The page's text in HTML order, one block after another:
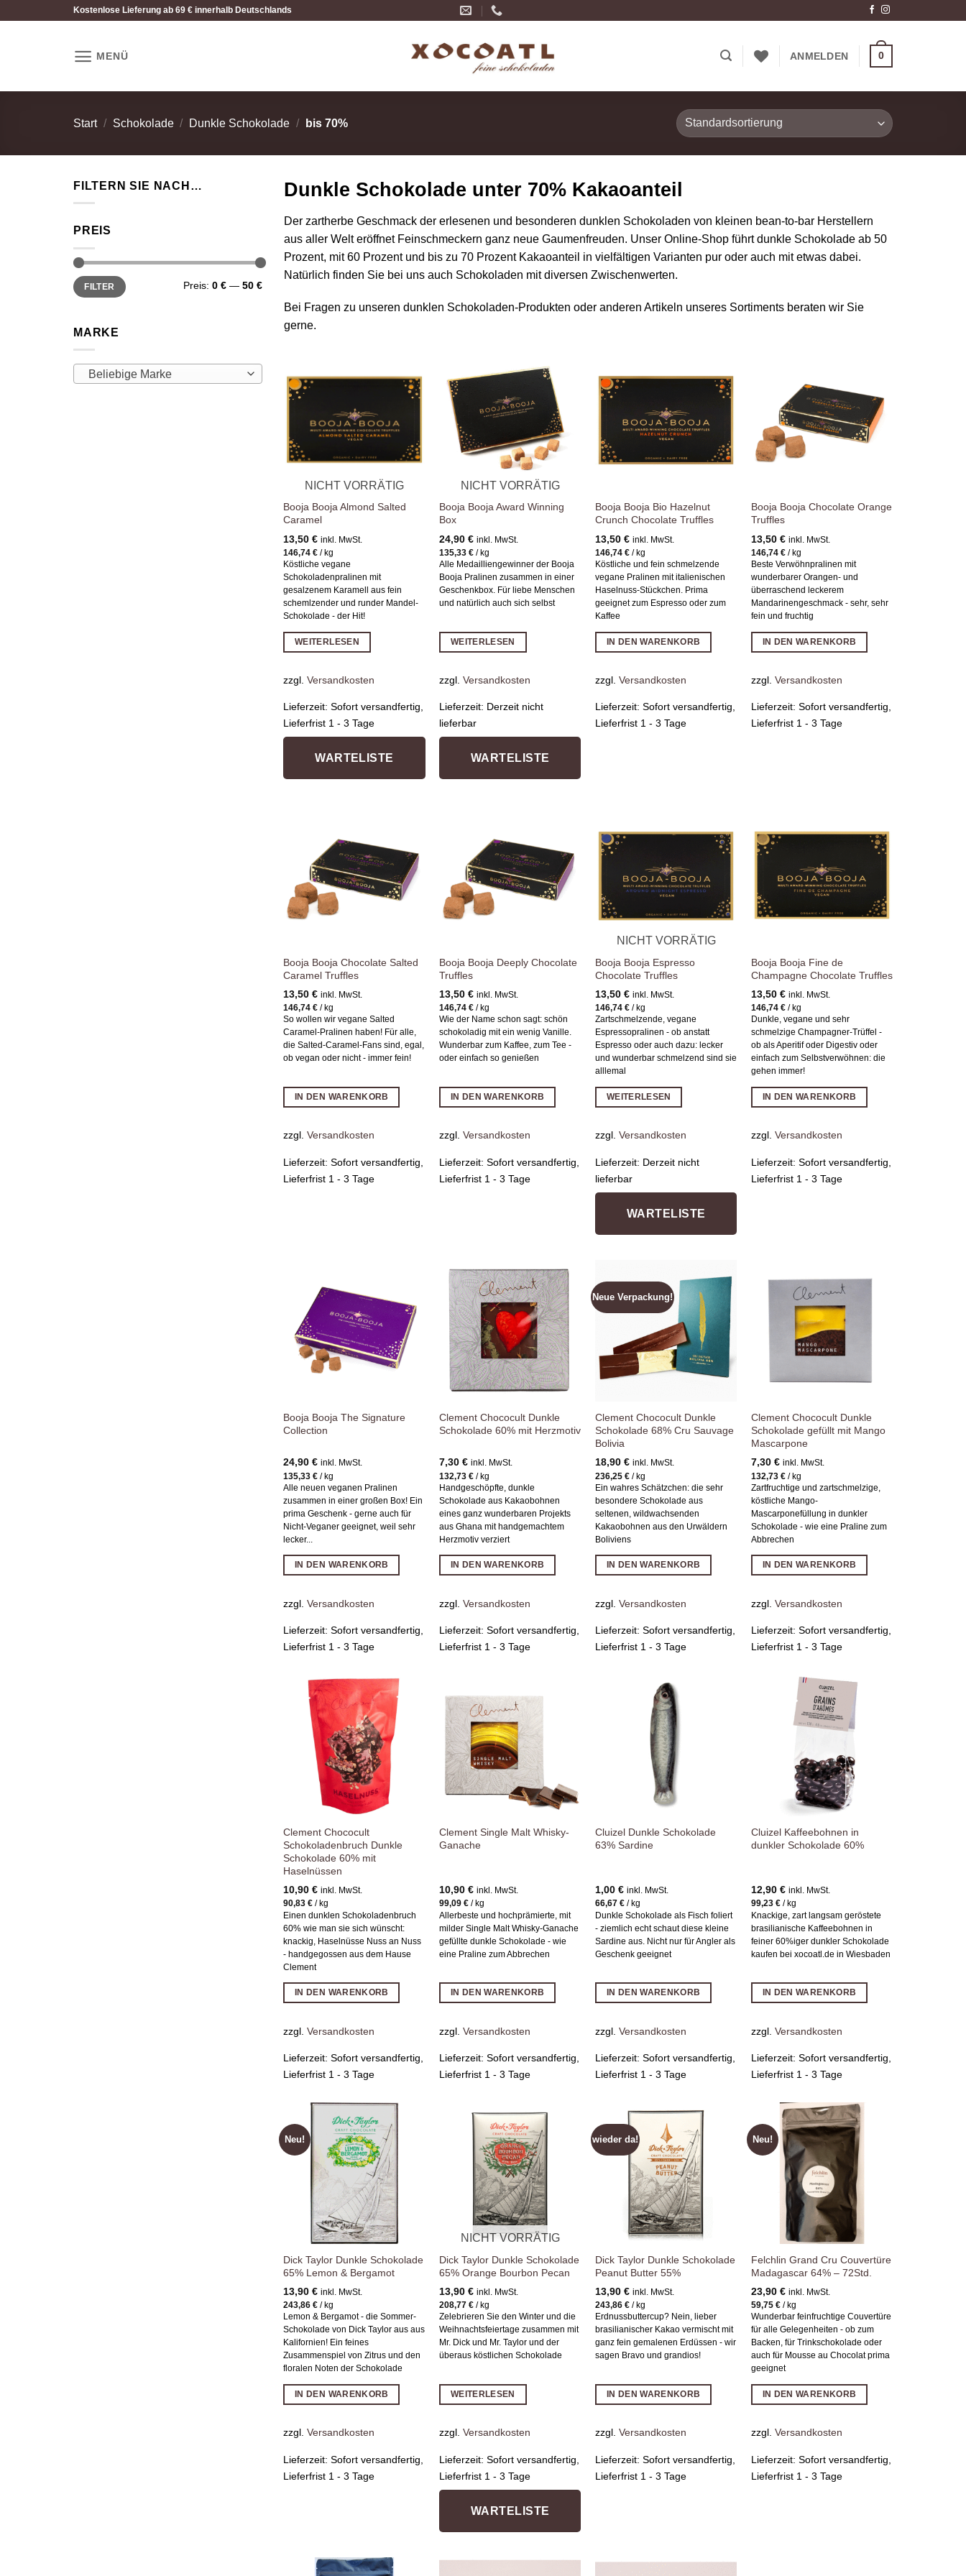
Kostenlose Lieferung ab 69 € innerhalb Deutschlands
MENÜ ANMELDEN 0
Start / Schokolade / Dunkle Schokolade / bis 70%
FILTERN SIE NACH…
PREIS
Min.
Preis
Max.
PreisFILTER Preis: 0 €— 50 €
MARKE
Beliebige Marke
Dunkle Schokolade unter 70% Kakaoanteil
Der zartherbe Geschmack der erlesenen und besonderen dunklen Schokoladen von kleinen bean-to-bar Herstellern
aus aller Welt eröffnet Feinschmeckern ganz neue Gaumenfreuden. Unser Online-Shop führt dunkle Schokolade ab 50
Prozent, mit 60 Prozent und bis zu 70 Prozent Kakaoanteil in vielfältigen Varianten pur oder auch mit etwas dabei.
Natürlich finden Sie bei uns auch Schokoladen mit diversen Zwischenwerten.
Bei Fragen zu unseren dunklen Schokoladen-Produkten oder anderen Artikeln unseres Sortiments beraten wir Sie
gerne.
Wunschliste
NICHT VORRÄTIG
Booja Booja Almond Salted
Caramel
13,50€ inkl. MwSt.
146,74€ / kg
Köstliche vegane
Schokoladenpralinen mit
gesalzenem Karamell aus fein
schemlzender und runder Mandel-
Schokolade - der Hit!
WEITERLESEN
zzgl.Versandkosten
Lieferzeit:Sofort versandfertig,
Lieferfrist 1 - 3 Tage
WARTELISTE
Zur
Wunschliste
hinzufügen
NICHT VORRÄTIG
Booja Booja Award Winning
Box
24,90€ inkl. MwSt.
135,33€ / kg
Alle Medailliengewinner der Booja
Booja Pralinen zusammen in einer
Geschenkbox. Für liebe Menschen
und natürlich auch sich selbst
WEITERLESEN
zzgl.Versandkosten
Lieferzeit: Derzeit nicht
lieferbar
WARTELISTE
Wunschliste
hinzufügen
Booja Booja Bio Hazelnut
Crunch Chocolate Truffles
13,50€ inkl. MwSt.
146,74€ / kg
Köstliche und fein schmelzende
vegane Pralinen mit italienischen
Haselnuss-Stückchen. Prima
geeignet zum Espresso oder zum
Kaffee
IN DEN WARENKORB
zzgl.Versandkosten
Lieferzeit:Sofort versandfertig,
Lieferfrist 1 - 3 Tage
Wunschliste
hinzufügen
Booja Booja Chocolate Orange
Truffles
13,50 € inkl. MwSt.
146,74 €/ kg
Beste Verwöhnpralinen mit
wunderbarer Orangen- und
überraschend leckerem
Mandarinengeschmack - sehr, sehr
fein und fruchtig
IN DEN WARENKORB
zzgl. Versandkosten
Lieferzeit: Sofort versandfertig,
Lieferfrist 1 - 3 Tage
Wunschliste
hinzufügen
Booja Booja Chocolate Salted
Caramel Truffles
13,50€ inkl. MwSt.
146,74€ / kg
So wollen wir vegane Salted
Caramel-Pralinen haben! Für alle,
die Salted-Caramel-Fans sind, egal,
ob vegan oder nicht - immer fein!
IN DEN WARENKORB
zzgl.Versandkosten
Lieferzeit:Sofort versandfertig,
Lieferfrist 1 - 3 Tage
Wunschliste
hinzufügen
Booja Booja Deeply Chocolate
Truffles
13,50€ inkl. MwSt.
146,74€ / kg
Wie der Name schon sagt: schön
schokoladig mit ein wenig Vanille.
Wunderbar zum Kaffee, zum Tee -
oder einfach so genießen
IN DEN WARENKORB
zzgl.Versandkosten
Lieferzeit:Sofort versandfertig,
Lieferfrist 1 - 3 Tage
Wunschliste
NICHT VORRÄTIG
Booja Booja Espresso
Chocolate Truffles
13,50€ inkl. MwSt.
146,74€ / kg
Zartschmelzende, vegane
Espressopralinen - ob anstatt
Espresso oder auch dazu: lecker
und wunderbar schmelzend sind sie
alllemal
WEITERLESEN
zzgl.Versandkosten
Lieferzeit: Derzeit nicht
lieferbar
WARTELISTE
Wunschliste
Booja Booja Fine de
Champagne Chocolate Truffles
13,50 € inkl. MwSt.
146,74 €/ kg
Dunkle, vegane und sehr
schmelzige Champagner-Trüffel -
ob als Aperitif oder Digestiv oder
einfach zum Selbstverwöhnen: die
gehen immer!
IN DEN WARENKORB
zzgl. Versandkosten
Lieferzeit: Sofort versandfertig,
Lieferfrist 1 - 3 Tage
Zur
Wunschliste
hinzufügen
Booja Booja The Signature
Collection
24,90€ inkl. MwSt.
135,33€ / kg
Alle neuen veganen Pralinen
zusammen in einer großen Box! Ein
prima Geschenk - gerne auch für
Nicht-Veganer geeignet, weil sehr
lecker...
IN DEN WARENKORB
zzgl.Versandkosten
Lieferzeit:Sofort versandfertig,
Lieferfrist 1 - 3 Tage
Zur
Wunschliste
hinzufügen
Clement Chococult Dunkle
Schokolade 60% mit Herzmotiv
7,30€ inkl. MwSt.
132,73€ / kg
Handgeschöpfte, dunkle
Schokolade aus Kakaobohnen
eines ganz wunderbaren Projekts
aus Ghana mit handgemachtem
Herzmotiv verziert
IN DEN WARENKORB
zzgl.Versandkosten
Lieferzeit:Sofort versandfertig,
Lieferfrist 1 - 3 Tage
Neue Verpackung!
Zur
Wunschliste
hinzufügen
Clement Chococult Dunkle
Schokolade 68% Cru Sauvage
Bolivia
18,90€ inkl. MwSt.
236,25€ / kg
Ein wahres Schätzchen: die sehr
besondere Schokolade aus
seltenen, wildwachsenden
Kakaobohnen aus den Urwäldern
Boliviens
IN DEN WARENKORB
zzgl.Versandkosten
Lieferzeit:Sofort versandfertig,
Lieferfrist 1 - 3 Tage
Wunschliste
hinzufügen
Clement Chococult Dunkle
Schokolade gefüllt mit Mango
Mascarpone
7,30 € inkl. MwSt.
132,73 €/ kg
Zartfruchtige und zartschmelzige,
köstliche Mango-
Mascarponefüllung in dunkler
Schokolade - wie eine Praline zum
Abbrechen
IN DEN WARENKORB
zzgl. Versandkosten
Lieferzeit: Sofort versandfertig,
Lieferfrist 1 - 3 Tage
Zur
Wunschliste
hinzufügen
Clement Chococult
Schokoladenbruch Dunkle
Schokolade 60% mit
Haselnüssen
10,90€ inkl. MwSt.
90,83€ / kg
Einen dunklen Schokoladenbruch
60% wie man sie sich wünscht:
knackig, Haselnüsse Nuss an Nuss
- handgegossen aus dem Hause
Clement
IN DEN WARENKORB
zzgl.Versandkosten
Lieferzeit:Sofort versandfertig,
Lieferfrist 1 - 3 Tage
hinzufügen
Clement Single Malt Whisky-
Ganache
10,90€ inkl. MwSt.
99,09€ / kg
Allerbeste und hochprämierte, mit
milder Single Malt Whisky-Ganache
gefüllte dunkle Schokolade - wie
eine Praline zum Abbrechen
IN DEN WARENKORB
zzgl.Versandkosten
Lieferzeit:Sofort versandfertig,
Lieferfrist 1 - 3 Tage
Cluizel Dunkle Schokolade
63% Sardine
1,00€ inkl. MwSt.
66,67€ / kg
Dunkle Schokolade als Fisch foliert
- ziemlich echt schaut diese kleine
Sardine aus. Nicht nur für Angler als
Geschenk geeignet
IN DEN WARENKORB
zzgl.Versandkosten
Lieferzeit:Sofort versandfertig,
Lieferfrist 1 - 3 Tage
Wunschliste
Cluizel Kaffeebohnen in
dunkler Schokolade 60%
12,90 € inkl. MwSt.
99,23 €/ kg
Knackige, zart langsam geröstete
brasilianische Kaffeebohnen in
feiner 60%iger dunkler Schokolade
kaufen bei xocoatl.de in Wiesbaden
IN DEN WARENKORB
zzgl. Versandkosten
Lieferzeit: Sofort versandfertig,
Lieferfrist 1 - 3 Tage
Neu!
Zur
Wunschliste
hinzufügen
Dick Taylor Dunkle Schokolade
65% Lemon & Bergamot
13,90€ inkl. MwSt.
243,86€ / kg
Lemon & Bergamot - die Sommer-
Schokolade von Dick Taylor aus aus
Kalifornien! Ein feines
Zusammenspiel von Zitrus und den
floralen Noten der Schokolade
IN DEN WARENKORB
zzgl.Versandkosten
Lieferzeit:Sofort versandfertig,
Lieferfrist 1 - 3 Tage
Zur
Wunschliste
hinzufügen
NICHT VORRÄTIG
Dick Taylor Dunkle Schokolade
65% Orange Bourbon Pecan
13,90€ inkl. MwSt.
208,77€ / kg
Zelebrieren Sie den Winter und die
Weihnachtsfeiertage zusammen mit
Mr. Dick und Mr. Taylor und der
überaus köstlichen Schokolade
WEITERLESEN
zzgl.Versandkosten
Lieferzeit:Sofort versandfertig,
Lieferfrist 1 - 3 Tage
WARTELISTE
wieder da!
Zur
Wunschliste
hinzufügen
Dick Taylor Dunkle Schokolade
Peanut Butter 55%
13,90€ inkl. MwSt.
243,86€ / kg
Erdnussbuttercup? Nein, lieber
brasilianischer Kakao vermischt mit
ganz fein gemalenen Erdüssen - wir
sagen Bravo und grandios!
IN DEN WARENKORB
zzgl.Versandkosten
Lieferzeit:Sofort versandfertig,
Lieferfrist 1 - 3 Tage
Neu!
Zur
Wunschliste
hinzufügen
Felchlin Grand Cru Couvertüre
Madagascar 64% – 72Std.
23,90 € inkl. MwSt.
59,75 €/ kg
Wunderbar feinfruchtige Couvertüre
für alle Gelegenheiten - ob zum
Backen, für Trinkschokolade oder
auch für Mousse au Chocolat prima
geeignet
IN DEN WARENKORB
zzgl. Versandkosten
Lieferzeit: Sofort versandfertig,
Lieferfrist 1 - 3 Tage